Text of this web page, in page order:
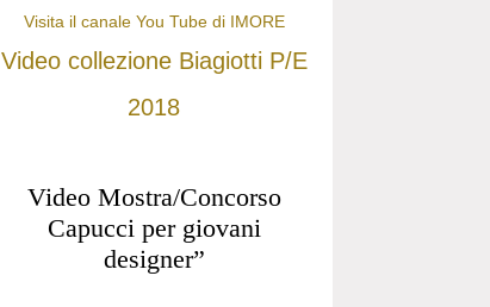
Visita il canale You Tube di IMORE
Video collezione Biagiotti P/E
2018
Video Mostra/Concorso
Capucci per giovani
designer”